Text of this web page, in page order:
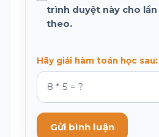
trình duyệt này cho
theo.
Hãy giải hàm toán học sau:
Gửi bình luận